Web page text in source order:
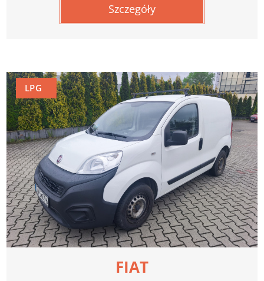
Szczegóły
LPG
FIAT